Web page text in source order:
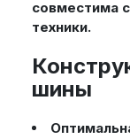
совместима
техники.
шины